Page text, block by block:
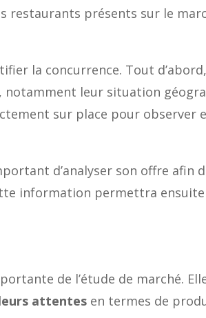
restaurants présents sur le
la concurrence. Tout
leur situation
sur place pour observer
d’analyser son offre afin
information permettra
de l’étude de marché.
attentes en termes de